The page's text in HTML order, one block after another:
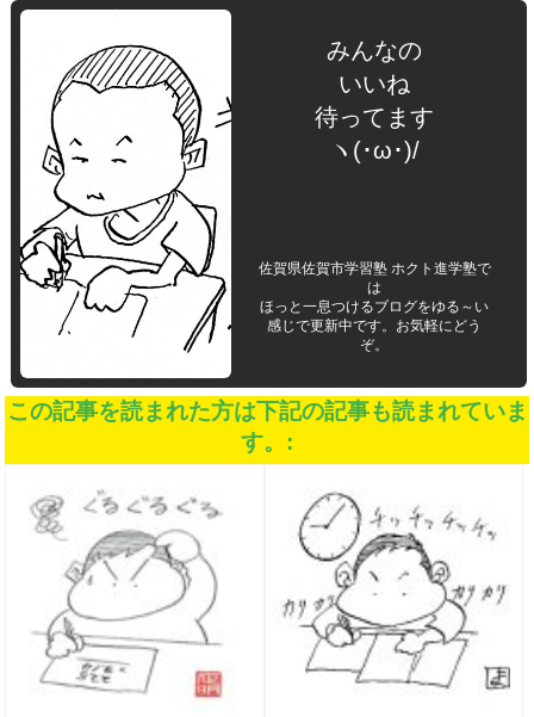
みんなの
いいね
待ってます
ヽ(･ω･)/
佐賀県佐賀市学習塾 ホクト進学塾で
は
ほっと一息つけるブログをゆる～い
感じで更新中です。お気軽にどう
ぞ。
この記事を読まれた方は下記の記事も読まれていま
す。: